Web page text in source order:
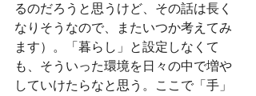
るのだろうと思うけど、その話は長く
なりそうなので、またいつか考えてみ
ます）。「暮らし」と設定しなくて
も、そういった環境を日々の中で増や
していけたらなと思う。ここで「手」